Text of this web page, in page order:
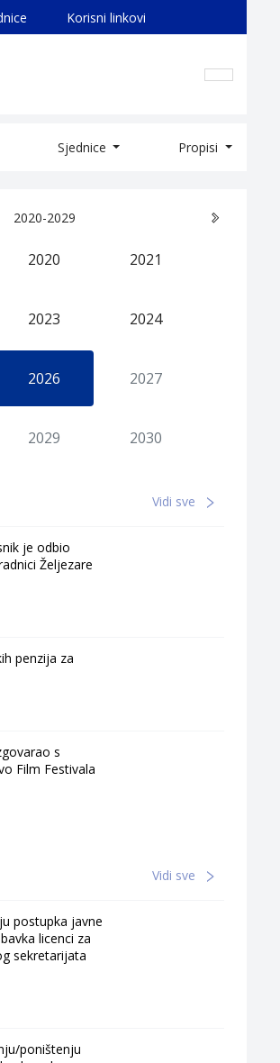
Korisni linkovi
Sjednice Propisi
2020-2029
2020 2021
2023 2024
2026 2027
2029 2030
Vidi sve
je odbio
Željezare
penzija za
s
Film Festivala
Vidi sve
postupka javne
licenci za
sekretarijata
poništenju